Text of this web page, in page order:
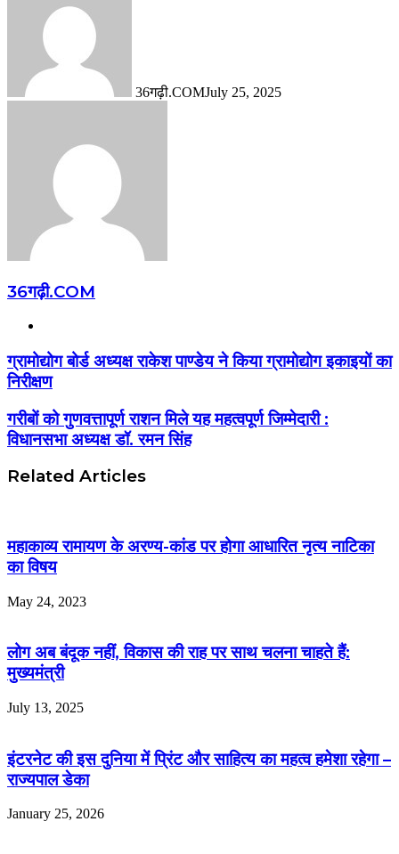
36गढ़ी.COMJuly 25, 2025
36गढ़ी.COM
ग्रामोद्योग बोर्ड अध्यक्ष राकेश पाण्डेय ने किया ग्रामोद्योग इकाइयों का
निरीक्षण
गरीबों को गुणवत्तापूर्ण राशन मिले यह महत्वपूर्ण जिम्मेदारी :
विधानसभा अध्यक्ष डॉ. रमन सिंह
Related Articles
महाकाव्य रामायण के अरण्य-कांड पर होगा आधारित नृत्य नाटिका
का विषय
May 24, 2023
लोग अब बंदूक नहीं, विकास की राह पर साथ चलना चाहते हैं:
मुख्यमंत्री
July 13, 2025
इंटरनेट की इस दुनिया में प्रिंट और साहित्य का महत्व हमेशा रहेगा –
राज्यपाल डेका
January 25, 2026